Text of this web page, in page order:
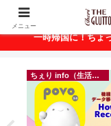
ベトナム
一時帰国に！ちょ
ちぇり info（生活情報）
メニュー